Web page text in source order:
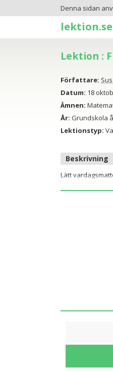
Denna sidan
lektion.se
Lektion :
Författare:
Datum: 18
Ämnen:
År: Grundskola
Lektionstyp:
Beskrivning
Lätt